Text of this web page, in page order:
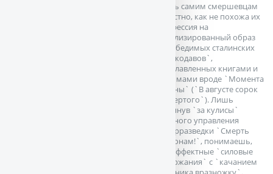
Лишь самим смершевцам
известно, как не похожа их
профессия на
идеализированный образ
непобедимых сталинских
`волкодавов`,
прославленных книгами и
фильмами вроде `Момента
истины` (`В августе сорок
четвертого`). Лишь
заглянув `за кулисы`
Главного управления
контрразведки `Смерть
шпионам!`, понимаешь,
что эффектные `силовые
задержания` с `качанием